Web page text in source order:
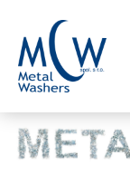
content